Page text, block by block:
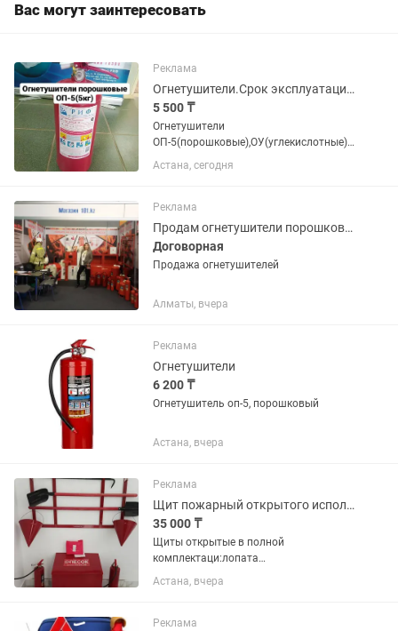
Вас могут заинтересовать
Реклама
Огнетушители.Срок эксплуатации 10 лет.Без выходных,до 23.00.
5 500 ₸
Огнетушители
ОП-5(порошковые),ОУ(углекислотные).
Доставка по городу.Срок эксплуатации
10 лет.Первая перезарядка через 5
датой выпуска.Дополнительно
имеються...
Астана, сегодня
Реклама
Продам огнетушители порошковые
Договорная
Продажа огнетушителей
Алматы, вчера
Реклама
Огнетушители
6 200 ₸
Огнетушитель оп-5, порошковый
Астана, вчера
Реклама
Щит пожарный открытого исполнения в полной комплектации.Пр-ва РК!
35 000 ₸
Щиты открытые в полной
комплектаци:лопата
штыковая+совковая;топор;лом;багор;
2 ведра;полотно
оплаты.документы.Без выходных,до
Астана, вчера
Реклама